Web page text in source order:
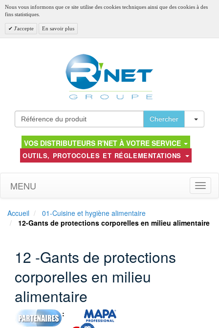
Nous vous informons que ce site utilise des cookies techniques ainsi que des cookies à des
fins statistiques.
J'accepte En savoir plus
Chercher
VOS DISTRIBUTEURS R'NET À VOTRE SERVICE
OUTILS, PROTOCOLES ET RÉGLEMENTATIONS
Toggle
MENU
Accueil
01-Cuisine et hygiène alimentaire
12-Gants de protections corporelles en milieu alimentaire
12 -Gants de protections
corporelles en milieu
alimentaire
: